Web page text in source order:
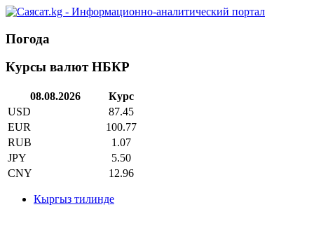
Погода
Курсы валют НБКР
08.08.2026
Курс
USD
87.45
EUR
100.77
RUB
1.07
JPY
5.50
CNY
12.96
Кыргыз тилинде